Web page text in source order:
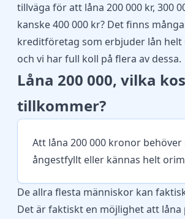
tillväga för att låna 200 000 kr, 300
kanske 400 000 kr? Det finns
kreditföretag som erbjuder lån helt
och vi har full koll på flera av dessa.
Låna 200 000, vilka
tillkommer?
Att låna 200 000 kronor behöver
ångestfyllt eller kännas helt
De allra flesta människor kan
Det är faktiskt en möjlighet att låna